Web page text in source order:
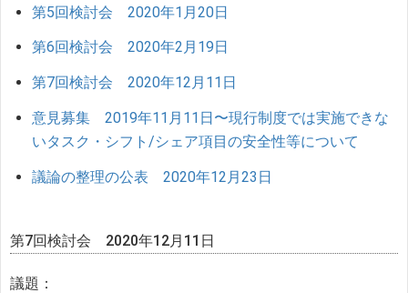
第5回検討会 2020年1月20日
第6回検討会 2020年2月19日
第7回検討会 2020年12月11日
意見募集 2019年11月11日〜現行制度では実施できな
いタスク・シフト/シェア項目の安全性等について
議論の整理の公表 2020年12月23日
第7回検討会 2020年12月11日
議題：